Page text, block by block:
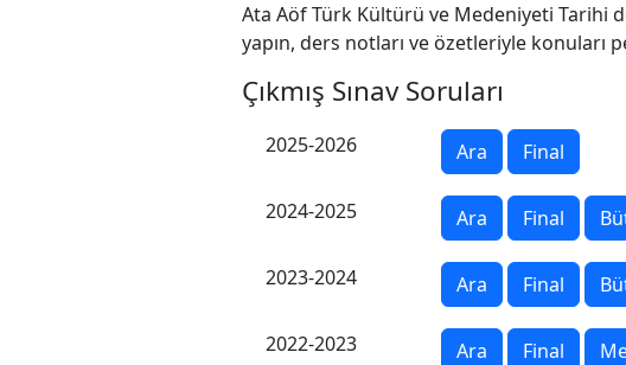
Ata Aöf Türk Kültürü ve Medeniyeti Tarihi
yapın, ders notları ve özetleriyle konuları
Çıkmış Sınav Soruları
2025-2026 Ara Final
2024-2025 Ara Final
2023-2024 Ara Final
2022-2023 Ara Final